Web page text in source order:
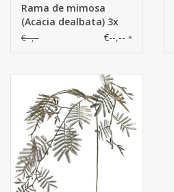
Rama de mimosa
(Acacia dealbata) 3x
ramificado, 29 hojas
€--,-- €--,-- *